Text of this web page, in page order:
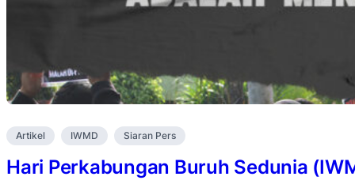
Artikel IWMD Siaran Pers
Hari Perkabungan Buruh Sedunia